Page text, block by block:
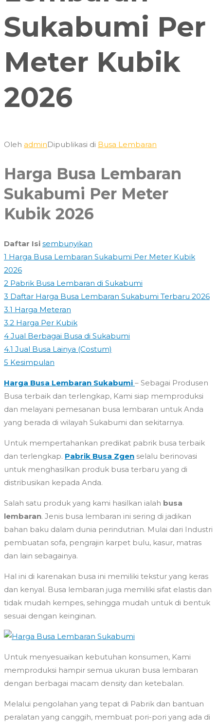
Sukabumi Per
Meter Kubik
2026
Oleh adminDipublikasi di Busa Lembaran
Harga Busa Lembaran
Sukabumi Per Meter
Kubik 2026
Daftar Isi sembunyikan
1 Harga Busa Lembaran Sukabumi Per Meter Kubik
2026
2 Pabrik Busa Lembaran di Sukabumi
3 Daftar Harga Busa Lembaran Sukabumi Terbaru 2026
3.1 Harga Meteran
3.2 Harga Per Kubik
4 Jual Berbagai Busa di Sukabumi
4.1 Jual Busa Lainya (Costum)
5 Kesimpulan
Harga Busa Lembaran Sukabumi – Sebagai Produsen
Busa terbaik dan terlengkap, Kami siap memproduksi
dan melayani pemesanan busa lembaran untuk Anda
yang berada di wilayah Sukabumi dan sekitarnya.
Untuk mempertahankan predikat pabrik busa terbaik
dan terlengkap. Pabrik Busa Zgen selalu berinovasi
untuk menghasilkan produk busa terbaru yang di
distribusikan kepada Anda.
Salah satu produk yang kami hasilkan ialah busa
lembaran. Jenis busa lembaran ini sering di jadikan
bahan baku dalam dunia perindutrian. Mulai dari Industri
pembuatan sofa, pengrajin karpet bulu, kasur, matras
dan lain sebagainya.
Hal ini di karenakan busa ini memiliki tekstur yang keras
dan kenyal. Busa lembaran juga memiliki sifat elastis dan
tidak mudah kempes, sehingga mudah untuk di bentuk
sesuai dengan keinginan.
Untuk menyesuaikan kebutuhan konsumen, Kami
memproduksi hampir semua ukuran busa lembaran
dengan berbagai macam density dan ketebalan.
Melalui pengolahan yang tepat di Pabrik dan bantuan
peralatan yang canggih, membuat pori-pori yang ada di